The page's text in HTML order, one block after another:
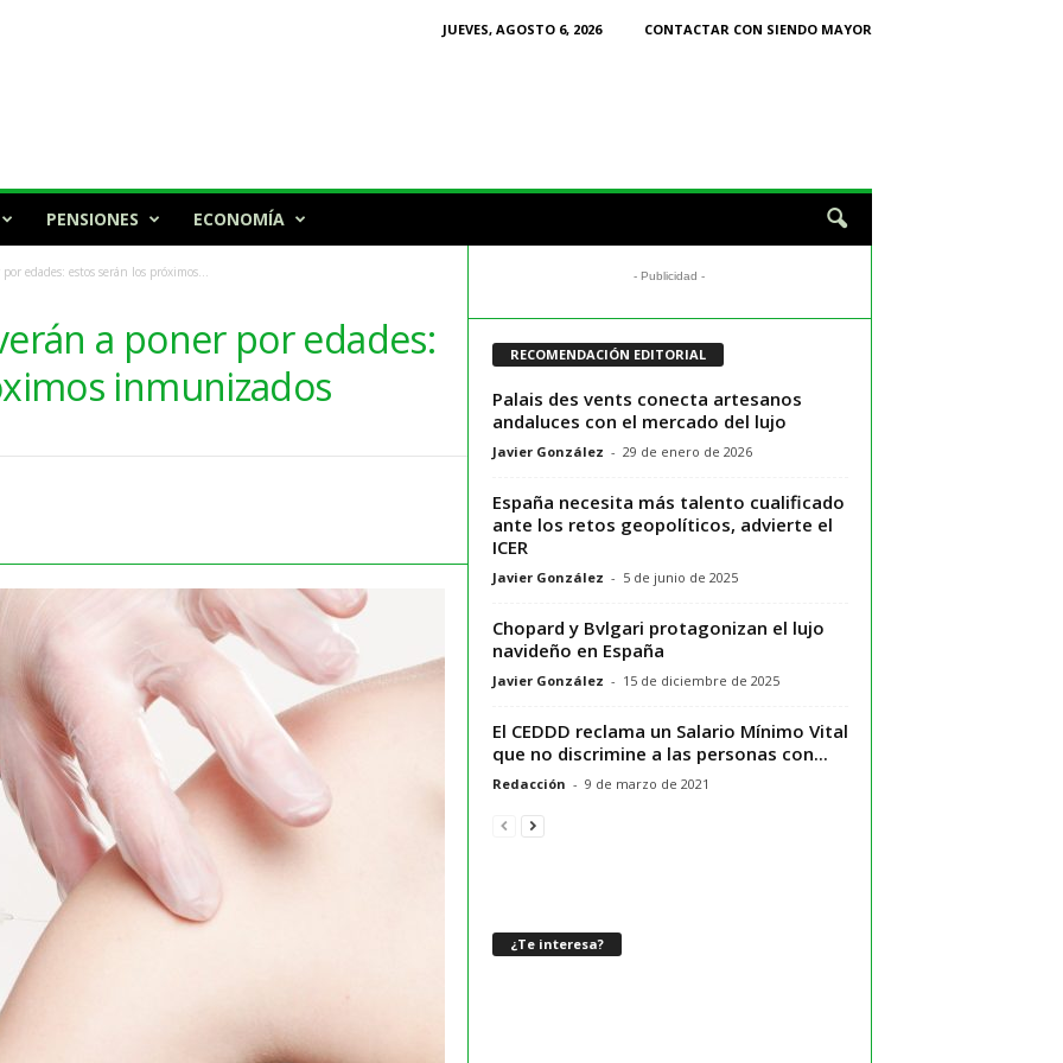
JUEVES, AGOSTO 6, 2026
CONTACTAR CON SIENDO MAYOR
PENSIONES ECONOMÍA
edades: estos serán los próximos...
a poner por edades:
inmunizados
- Publicidad -
RECOMENDACIÓN EDITORIAL
Palais des vents conecta artesanos
andaluces con el mercado del lujo
Javier González - 29 de enero de 2026
España necesita más talento cualificado
ante los retos geopolíticos, advierte el
ICER
Javier González - 5 de junio de 2025
Chopard y Bvlgari protagonizan el lujo
navideño en España
Javier González - 15 de diciembre de 2025
El CEDDD reclama un Salario Mínimo Vital
que no discrimine a las personas con...
Redacción - 9 de marzo de 2021
¿Te interesa?